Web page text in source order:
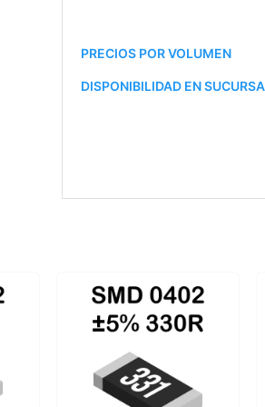
PRECIOS POR VOLUMEN
DISPONIBILIDAD EN